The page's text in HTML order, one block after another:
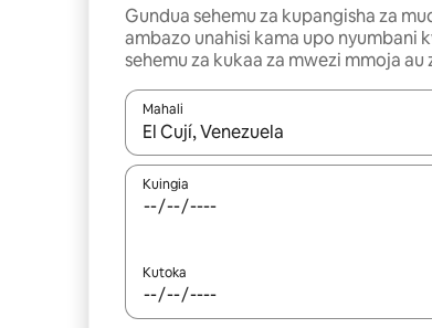
Gundua sehemu za kupangisha za
ambazo unahisi kama upo nyumbani
sehemu za kukaa za mwezi mmoja au
Mahali
Wakati matokeo yanapatikana, vinjari
Kuingia
Kutoka